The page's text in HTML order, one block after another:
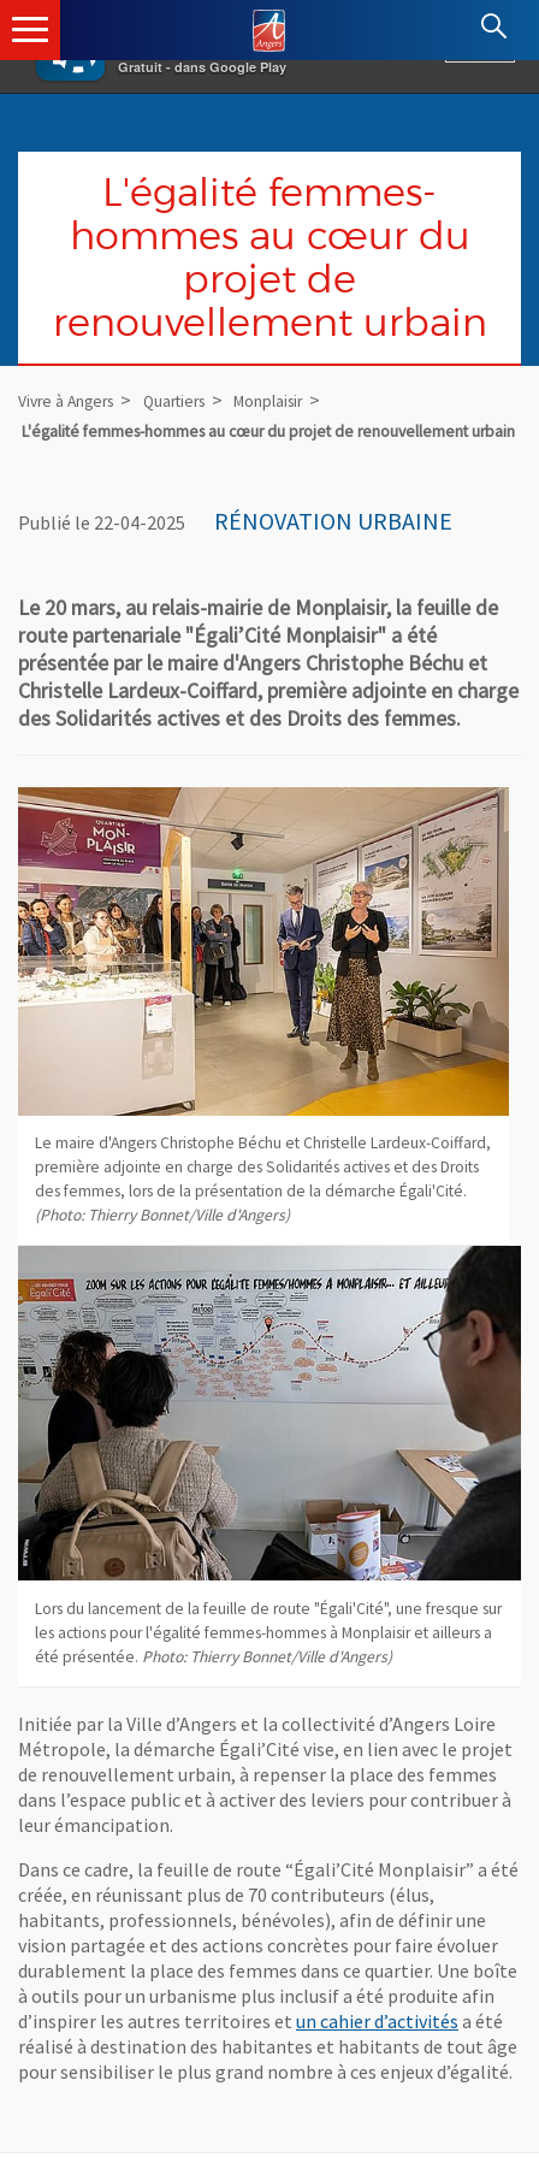
×
Gratuit - dans Google Play
Angers.fr : Retour à l'accueil
L'égalité femmes-
hommes au cœur du
projet de
renouvellement urbain
Vivre à Angers Quartiers
Monplaisir
L'égalité femmes-hommes au cœur du projet de renouvellement urbain
Publié le 22-04-2025 RÉNOVATION URBAINE
Le 20 mars, au relais-mairie de Monplaisir, la feuille de
route partenariale "Égali’Cité Monplaisir" a été
présentée par le maire d'Angers Christophe Béchu et
Christelle Lardeux-Coiffard, première adjointe en charge
des Solidarités actives et des Droits des femmes.
Le maire d'Angers Christophe Béchu et Christelle Lardeux-Coiffard,
première adjointe en charge des Solidarités actives et des Droits
des femmes, lors de la présentation de la démarche Égali'Cité.
(Photo: Thierry Bonnet/Ville d'Angers)
Lors du lancement de la feuille de route "Égali'Cité", une fresque sur
les actions pour l'égalité femmes-hommes à Monplaisir et ailleurs a
été présentée. Photo: Thierry Bonnet/Ville d'Angers)
Initiée par la Ville d’Angers et la collectivité d’Angers Loire
Métropole, la démarche Égali’Cité vise, en lien avec le projet
de renouvellement urbain, à repenser la place des femmes
dans l’espace public et à activer des leviers pour contribuer à
leur émancipation.
Dans ce cadre, la feuille de route “Égali’Cité Monplaisir” a été
créée, en réunissant plus de 70 contributeurs (élus,
habitants, professionnels, bénévoles), afin de définir une
vision partagée et des actions concrètes pour faire évoluer
durablement la place des femmes dans ce quartier. Une boîte
à outils pour un urbanisme plus inclusif a été produite afin
d’inspirer les autres territoires et un cahier d’activités a été
réalisé à destination des habitantes et habitants de tout âge
pour sensibiliser le plus grand nombre à ces enjeux d’égalité.